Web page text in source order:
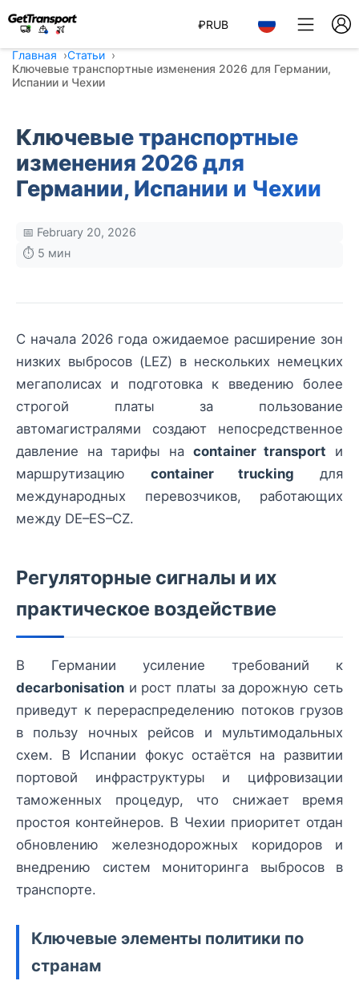
₽RUB
Главная
Статьи
Ключевые транспортные изменения 2026 для Германии,
Испании и Чехии
Ключевые транспортные
изменения 2026 для
Германии, Испании и Чехии
📅 February 20, 2026
⏱️ 5 мин
С начала 2026 года ожидаемое расширение зон
низких выбросов (LEZ) в нескольких немецких
мегаполисах и подготовка к введению более
строгой платы за пользование
автомагистралями создают непосредственное
давление на тарифы на container transport и
маршрутизацию container trucking для
международных перевозчиков, работающих
между DE–ES–CZ.
Регуляторные сигналы и их
практическое воздействие
В Германии усиление требований к
decarbonisation и рост платы за дорожную сеть
приведут к перераспределению потоков грузов
в пользу ночных рейсов и мультимодальных
схем. В Испании фокус остаётся на развитии
портовой инфраструктуры и цифровизации
таможенных процедур, что снижает время
простоя контейнеров. В Чехии приоритет отдан
обновлению железнодорожных коридоров и
внедрению систем мониторинга выбросов в
транспорте.
Ключевые элементы политики по
странам